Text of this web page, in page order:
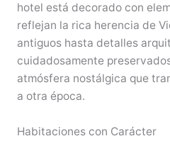
hotel está decorado con
reflejan la rica herencia de
antiguos hasta detalles
cuidadosamente
atmósfera nostálgica que
a otra época.
Habitaciones con Carácter